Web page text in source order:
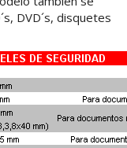
DVD´s, disquetes